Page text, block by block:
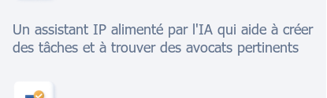
Un assistant IP alimenté par l'IA qui aide à créer
des tâches et à trouver des avocats pertinents